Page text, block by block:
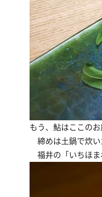
もう、鮎はここの
締めは土鍋で炊い
福井の「いちほま